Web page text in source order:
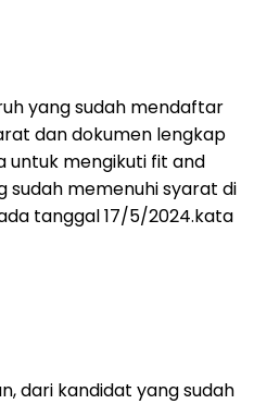
yang sudah mendaftar
dan dokumen lengkap
untuk mengikuti fit and
sudah memenuhi syarat di
tanggal 17/5/2024.kata
dari kandidat yang sudah